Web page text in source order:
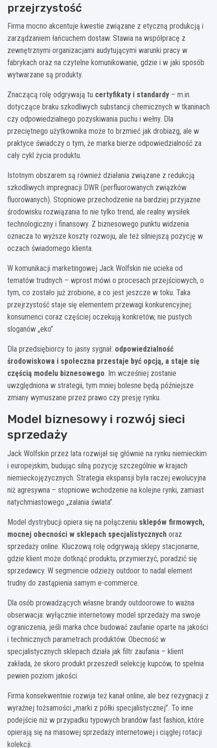
przejrzystość
Firma mocno akcentuje kwestie związane z etyczną produkcją i
zarządzaniem łańcuchem dostaw. Stawia na współpracę z
zewnętrznymi organizacjami audytującymi warunki pracy w
fabrykach oraz na czytelne komunikowanie, gdzie i w jaki sposób
wytwarzane są produkty.
Znaczącą rolę odgrywają tu certyfikaty i standardy – m.in.
dotyczące braku szkodliwych substancji chemicznych w tkaninach
czy odpowiedzialnego pozyskiwania puchu i wełny. Dla
przeciętnego użytkownika może to brzmieć jak drobiazg, ale w
praktyce świadczy o tym, że marka bierze odpowiedzialność za
cały cykl życia produktu.
Istotnym obszarem są również działania związane z redukcją
szkodliwych impregnacji DWR (perfluorowanych związków
fluorowanych). Stopniowe przechodzenie na bardziej przyjazne
środowisku rozwiązania to nie tylko trend, ale realny wysiłek
technologiczny i finansowy. Z biznesowego punktu widzenia
oznacza to wyższe koszty rozwoju, ale też silniejszą pozycję w
oczach świadomego klienta.
W komunikacji marketingowej Jack Wolfskin nie ucieka od
tematów trudnych – wprost mówi o procesach przejściowych, o
tym, co zostało już zrobione, a co jest jeszcze w toku. Taka
przejrzystość staje się elementem przewagi konkurencyjnej:
konsumenci coraz częściej oczekują konkretów, nie pustych
sloganów „eko”.
Dla przedsiębiorcy to jasny sygnał: odpowiedzialność
środowiskowa i społeczna przestaje być opcją, a staje się
częścią modelu biznesowego. Im wcześniej zostanie
uwzględniona w strategii, tym mniej bolesne będą późniejsze
zmiany wymuszane przez prawo czy presję rynku.
Model biznesowy i rozwój sieci
sprzedaży
Jack Wolfskin przez lata rozwijał się głównie na rynku niemieckim
i europejskim, budując silną pozycję szczególnie w krajach
niemieckojęzycznych. Strategia ekspansji była raczej ewolucyjna
niż agresywna – stopniowe wchodzenie na kolejne rynki, zamiast
natychmiastowego „zalania świata”.
Model dystrybucji opiera się na połączeniu sklepów firmowych,
mocnej obecności w sklepach specjalistycznych oraz
sprzedaży online. Kluczową rolę odgrywają sklepy stacjonarne,
gdzie klient może dotknąć produktu, przymierzyć, poradzić się
sprzedawcy. W segmencie odzieży outdoor to nadal element
trudny do zastąpienia samym e-commerce.
Dla osób prowadzących własne brandy outdoorowe to ważna
obserwacja: wyłącznie internetowy model sprzedaży ma swoje
ograniczenia, jeśli marka chce budować zaufanie oparte na jakości
i technicznych parametrach produktów. Obecność w
specjalistycznych sklepach działa jak filtr zaufania – klient
zakłada, że skoro produkt przeszedł selekcję kupców, to spełnia
pewien poziom jakości.
Firma konsekwentnie rozwija też kanał online, ale bez rezygnacji z
wyraźnej tożsamości „marki z półki specjalistycznej”. To inne
podejście niż w przypadku typowych brandów fast fashion, które
opierają się na masowej sprzedaży internetowej i ciągłej rotacji
kolekcji.